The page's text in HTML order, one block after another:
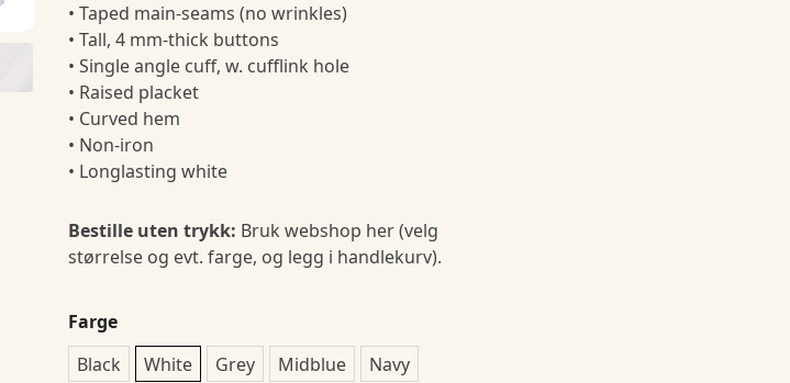
• Taped main-seams (no wrinkles)
• Tall, 4 mm-thick buttons
• Single angle cuff, w. cufflink hole
• Raised placket
• Curved hem
• Non-iron
• Longlasting white
Bestille uten trykk: Bruk webshop her (velg
størrelse og evt. farge, og legg i handlekurv).
Farge
Black
White Grey Midblue
Navy